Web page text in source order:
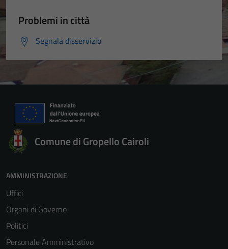
Problemi in città
Segnala disservizio
Comune di Gropello Cairoli
AMMINISTRAZIONE
Uffici
Organi di Governo
Politici
Personale Amministrativo